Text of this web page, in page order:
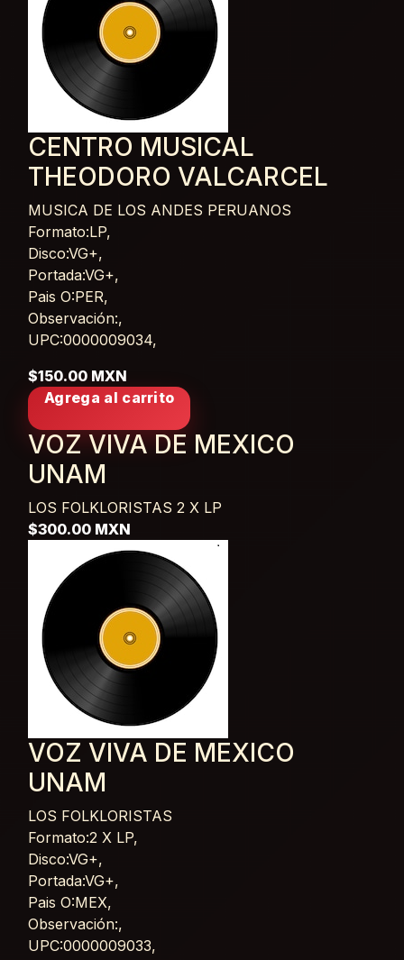
CENTRO MUSICAL
THEODORO VALCARCEL
MUSICA DE LOS ANDES PERUANOS
Card List Article
Formato:LP,
Disco:VG+,
Portada:VG+,
Pais O:PER,
Observación:,
UPC:0000009034,
$150.00 MXN
Agrega al carrito
VOZ VIVA DE MEXICO
UNAM
LOS FOLKLORISTAS 2 X LP
$300.00 MXN
VOZ VIVA DE MEXICO
UNAM
LOS FOLKLORISTAS
Card List Article
Formato:2 X LP,
Disco:VG+,
Portada:VG+,
Pais O:MEX,
Observación:,
UPC:0000009033,